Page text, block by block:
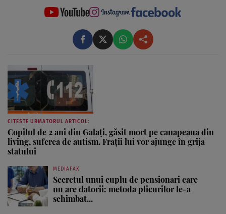
CITESTE URMATORUL ARTICOL:
Copilul de 2 ani din Galați, găsit mort pe canapeaua din
living, suferea de autism. Fraţii lui vor ajunge în grija
statului
MEDIAFAX
Secretul unui cuplu de pensionari care
nu are datorii: metoda plicurilor le-a
schimbat...